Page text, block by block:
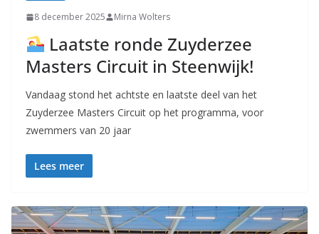
8 december 2025 Mirna Wolters
Laatste ronde Zuyderzee
Masters Circuit in Steenwijk!
Vandaag stond het achtste en laatste deel van het
Zuyderzee Masters Circuit op het programma, voor
zwemmers van 20 jaar
Lees meer